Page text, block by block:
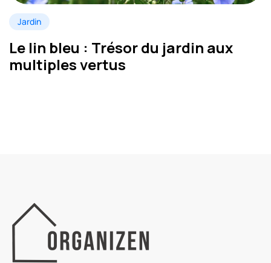
Jardin
Le lin bleu : Trésor du jardin aux
multiples vertus